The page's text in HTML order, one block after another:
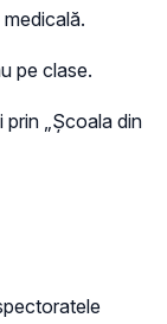
pe clase.
„Școala din